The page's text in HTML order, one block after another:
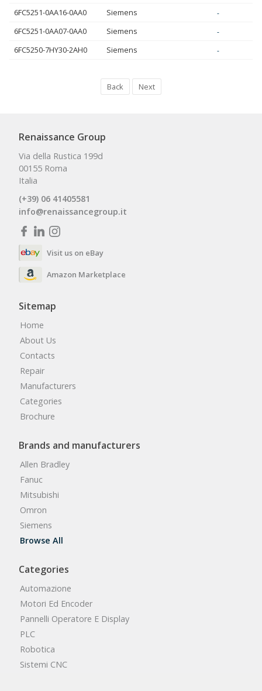
6FC5251-0AA16-0AA0 Siemens -
6FC5251-0AA07-0AA0 Siemens -
6FC5250-7HY30-2AH0 Siemens -
Back Next
Renaissance Group
Via della Rustica 199d
00155 Roma
Italia
(+39) 06 41405581
info@renaissancegroup.it
Visit us on eBay
Amazon Marketplace
Sitemap
Home
About Us
Contacts
Repair
Manufacturers
Categories
Brochure
Brands and manufacturers
Allen Bradley
Fanuc
Mitsubishi
Omron
Siemens
Browse All
Categories
Automazione
Motori Ed Encoder
Pannelli Operatore E Display
PLC
Robotica
Sistemi CNC